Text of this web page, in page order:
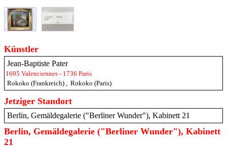
Künstler
Jean-Baptiste Pater
1695 Valenciennes - 1736 Paris
Rokoko (Frankreich) , Rokoko (Paris)
Jetziger Standort
Berlin, Gemäldegalerie ("Berliner Wunder"), Kabinett 21
Berlin, Gemäldegalerie ("Berliner Wunder"), Kabinett
21